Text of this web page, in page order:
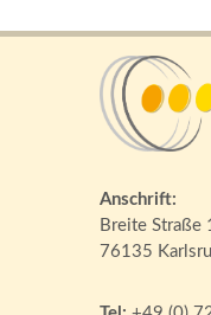
Anschrift:
Breite Straße
76135